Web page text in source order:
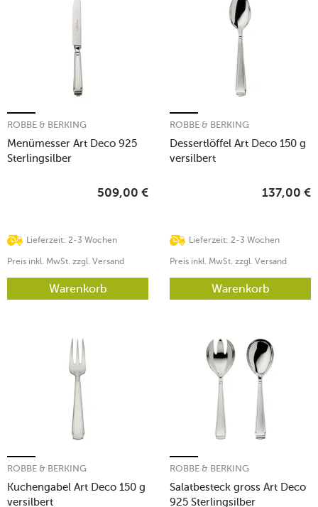
Menümesser Art Deco 925
Sterlingsilber
ROBBE & BERKING
Lieferzeit: 2-3 Wochen
509,00 €
Preis inkl. MwSt. zzgl. Versand
Warenkorb
Dessertlöffel Art Deco 150 g
versilbert
ROBBE & BERKING
Lieferzeit: 2-3 Wochen
137,00 €
Preis inkl. MwSt. zzgl. Versand
Warenkorb
Kuchengabel Art Deco 150 g
versilbert
ROBBE & BERKING
Salatbesteck gross Art Deco
925 Sterlingsilber
ROBBE & BERKING